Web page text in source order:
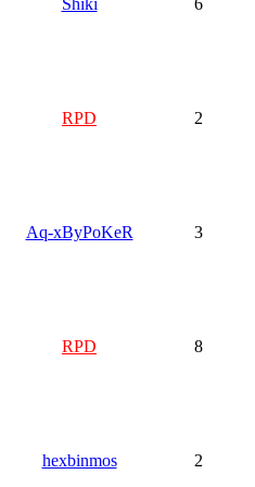
RPD 2
Aq-xByPoKeR 3
RPD 8
hexbinmos 2